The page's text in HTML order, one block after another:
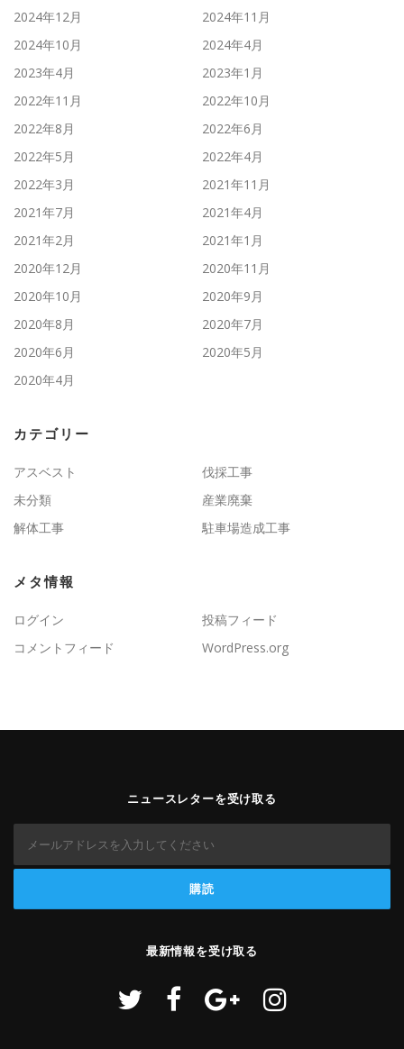
2024年12月
2024年11月
2024年10月
2024年4月
2023年4月
2023年1月
2022年11月
2022年10月
2022年8月
2022年6月
2022年5月
2022年4月
2022年3月
2021年11月
2021年7月
2021年4月
2021年2月
2021年1月
2020年12月
2020年11月
2020年10月
2020年9月
2020年8月
2020年7月
2020年6月
2020年5月
2020年4月
カテゴリー
アスベスト
伐採工事
未分類
産業廃棄
解体工事
駐車場造成工事
メタ情報
ログイン
投稿フィード
コメントフィード
WordPress.org
ニュースレターを受け取る
最新情報を受け取る